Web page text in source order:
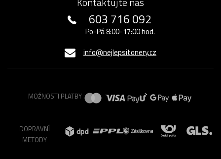
603 716 092
Po-Pá 8:00-17:00 hod.
info@nejlepsitonery.cz
MOŽNOSTI PLATBY
DOPRAVNÍ
METODY